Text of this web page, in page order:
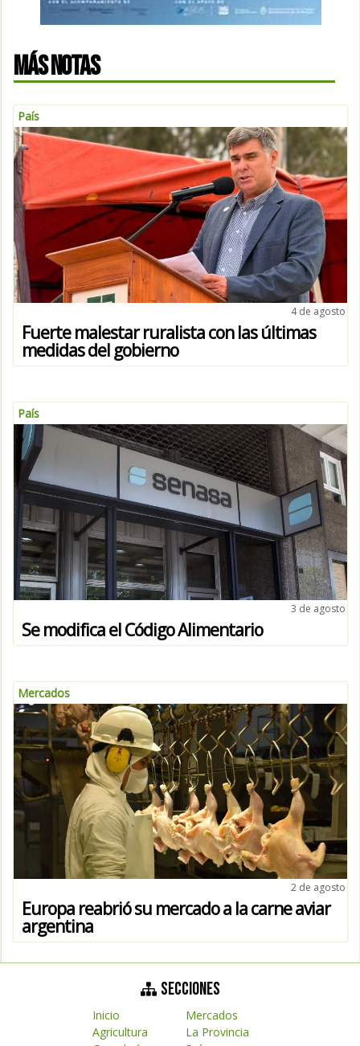
MÁS NOTAS
País
4 de agosto
Fuerte malestar ruralista con las últimas
medidas del gobierno
País
3 de agosto
Se modifica el Código Alimentario
Mercados
2 de agosto
Europa reabrió su mercado a la carne aviar
argentina
SECCIONES
Inicio
Agricultura
Mercados
La Provincia